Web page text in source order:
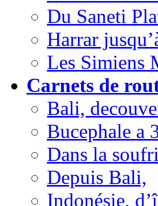
Du Saneti
Harrar
Les Simiens
Carnets de
Bali,
Bucephale a
Dans la
Depuis Bali,
Indonésie,